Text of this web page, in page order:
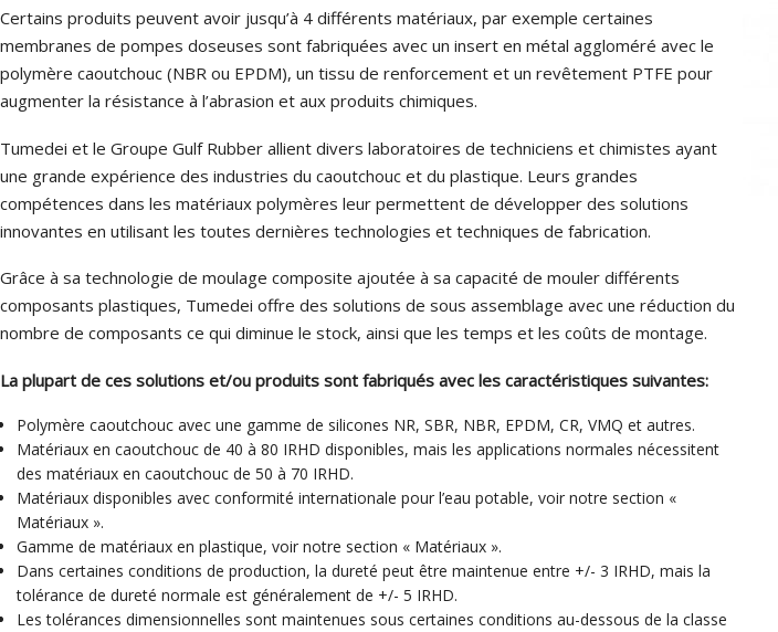
Joints pour applications pneumatiques et
Soufflets Autres marchés
Certains produits peuvent avoir jusqu’à 4 différents matériaux, par exemple certaines
membranes de pompes doseuses sont fabriquées avec un insert en métal aggloméré avec le
polymère caoutchouc (NBR ou EPDM), un tissu de renforcement et un revêtement PTFE pour
augmenter la résistance à l’abrasion et aux produits chimiques.
Tumedei et le Groupe Gulf Rubber allient divers laboratoires de techniciens et chimistes ayant
une grande expérience des industries du caoutchouc et du plastique. Leurs grandes
compétences dans les matériaux polymères leur permettent de développer des solutions
innovantes en utilisant les toutes dernières technologies et techniques de fabrication.
Grâce à sa technologie de moulage composite ajoutée à sa capacité de mouler différents
composants plastiques, Tumedei offre des solutions de sous assemblage avec une réduction du
nombre de composants ce qui diminue le stock, ainsi que les temps et les coûts de montage.
La plupart de ces solutions et/ou produits sont fabriqués avec les caractéristiques suivantes:
Polymère caoutchouc avec une gamme de silicones NR, SBR, NBR, EPDM, CR, VMQ et autres.
Matériaux en caoutchouc de 40 à 80 IRHD disponibles, mais les applications normales nécessitent
des matériaux en caoutchouc de 50 à 70 IRHD.
Matériaux disponibles avec conformité internationale pour l’eau potable, voir notre section «
Matériaux ».
Gamme de matériaux en plastique, voir notre section « Matériaux ».
Dans certaines conditions de production, la dureté peut être maintenue entre +/- 3 IRHD, mais la
tolérance de dureté normale est généralement de +/- 5 IRHD.
Les tolérances dimensionnelles sont maintenues sous certaines conditions au-dessous de la classe